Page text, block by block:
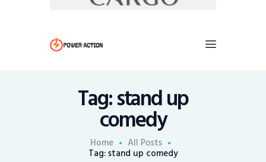
Tag: stand up
comedy
Home All Posts
Tag: stand up comedy